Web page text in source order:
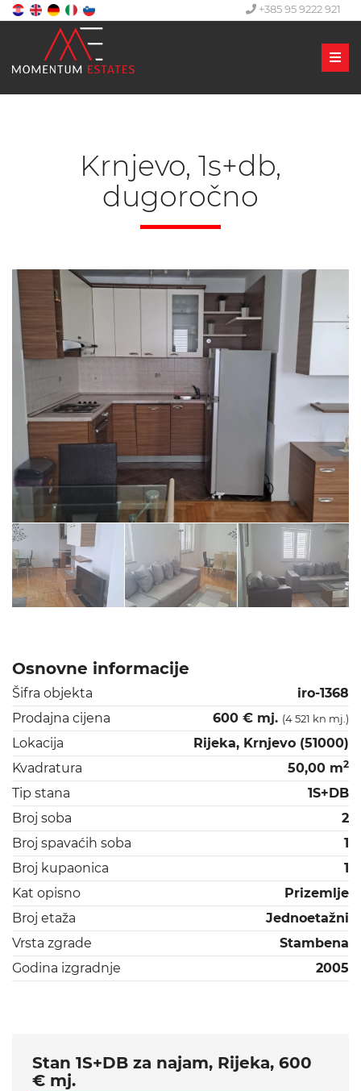
+385 95 9222 921
Krnjevo, 1s+db,
dugoročno
Osnovne informacije
Šifra objekta
iro-1368
Prodajna cijena
600 € mj. (4 521 kn mj.)
Lokacija
Rijeka, Krnjevo (51000)
Kvadratura
50,00 m2
Tip stana
1S+DB
Broj soba
2
Broj spavaćih soba
1
Broj kupaonica
1
Kat opisno
Prizemlje
Broj etaža
Jednoetažni
Vrsta zgrade
Stambena
Godina izgradnje
2005
Stan 1S+DB za najam, Rijeka, 600
€ mj.